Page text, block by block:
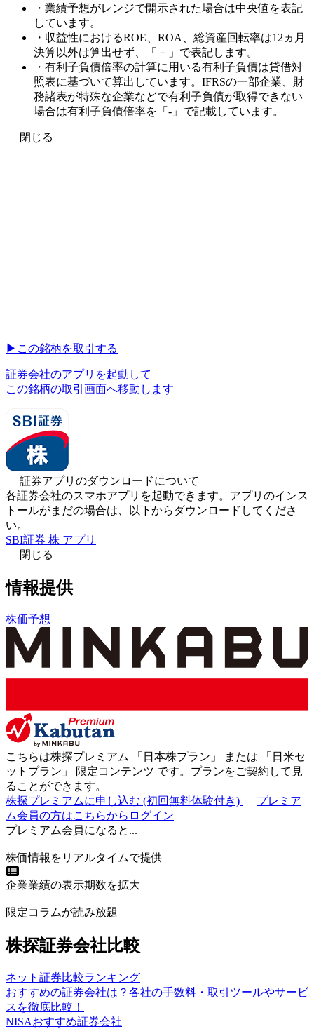
・業績予想がレンジで開示された場合は中央値を表記
しています。
・収益性におけるROE、ROA、総資産回転率は12ヵ月
決算以外は算出せず、「－」で表記します。
・有利子負債倍率の計算に用いる有利子負債は貸借対
照表に基づいて算出しています。IFRSの一部企業、財
務諸表が特殊な企業などで有利子負債が取得できない
場合は有利子負債倍率を「-」で記載しています。
閉じる
▶︎ この銘柄を取引する
証券会社のアプリを起動して
この銘柄の取引画面へ移動します
証券アプリのダウンロードについて
各証券会社のスマホアプリを起動できます。アプリのインス
トールがまだの場合は、以下からダウンロードしてくださ
い。
SBI証券 株 アプリ
閉じる
情報提供
株価予想
こちらは株探プレミアム 「 日本株プラン 」 または 「 日米セ
ットプラン 」 限定コンテンツ です。プランをご契約して見
ることができます。
株探プレミアムに申し込む (初回無料体験付き)
プレミア
ム会員の方はこちらからログイン
プレミアム会員になると...
株価情報をリアルタイムで提供
企業業績の表示期数を拡大
限定コラムが読み放題
株探証券会社比較
ネット証券比較ランキング
おすすめの証券会社は？各社の手数料・取引ツールやサービ
スを徹底比較！
NISAおすすめ証券会社